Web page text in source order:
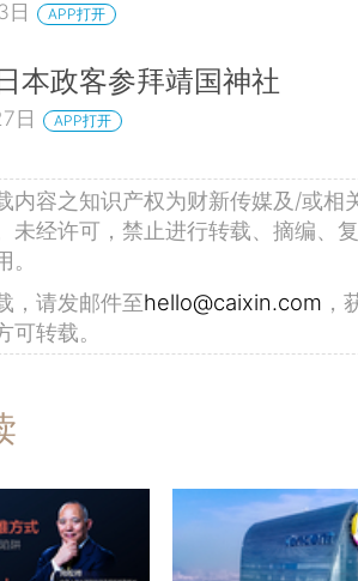
日 APP打开
本政客参拜靖国神社
日 APP打开
内容之知识产权为财新传媒及/或相
未经许可，禁止进行转载、摘编、
，请发邮件至hello@caixin.com ，
可转载。